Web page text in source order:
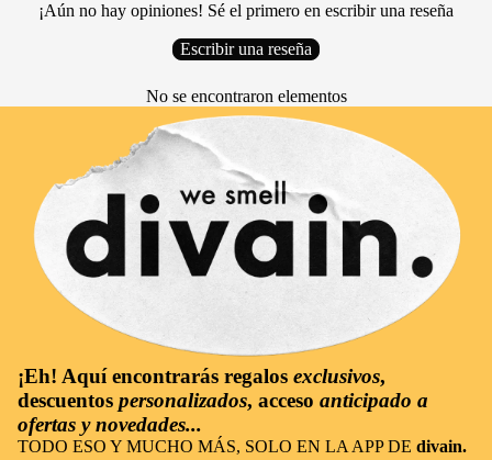
¡Aún no hay opiniones! Sé el primero en escribir una reseña
Escribir una reseña
No se encontraron elementos
¡Eh! Aquí encontrarás regalos exclusivos,
descuentos personalizados, acceso anticipado a
ofertas y novedades...
TODO ESO Y MUCHO MÁS, SOLO EN LA APP DE divain.